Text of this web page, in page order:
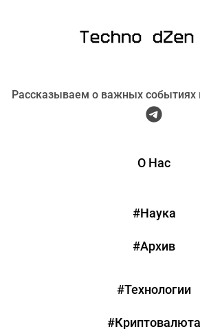
Рассказываем о важных событиях
О Нас
#Наука
#Архив
#Технологии
#Криптовалюта